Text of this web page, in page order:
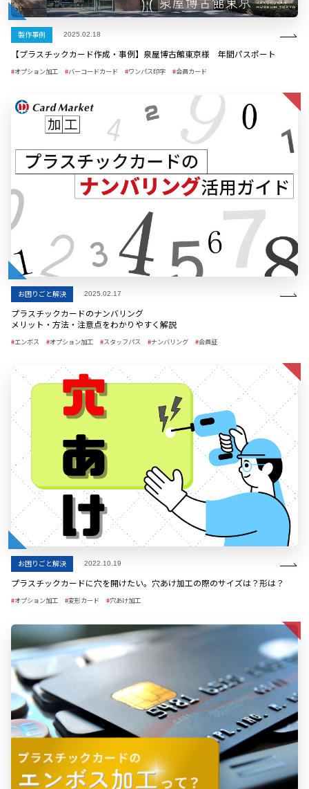
製作事例 2025.02.18
【プラスチックカード作成・事例】泉屋博古館東京様 年間パスポート
オプション加工 バーコードカード ワンパス印字 会員カード
お困りごと解決 2025.02.17
プラスチックカードのナンバリング
メリット・方法・注意点をわかりやすく解説
エンボス オプション加工 スタッフパス ナンバリング 会員証
お困りごと解決 2022.10.19
プラスチックカードに穴を開けたい。穴あけ加工の際のサイズは？形は？
オプション加工 変形カード 穴あけ加工